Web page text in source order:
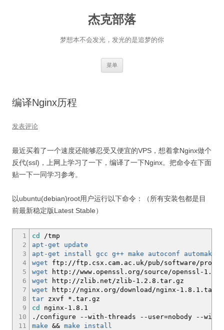
杰克部落
梦想本不会发光，发光的是追梦的你
菜单
编译Nginx历程
发表评论
最近买着了一个速度还能够忍受又便宜的VPS，想着拿Nginx做个
反代(ssl)，上网上学习了一下，编译了一下Nginx。把命令在下面
贴一下一同学习参考。
以ubuntu(debian)root用户运行以下命令：（所有安装包都是目
前最新稳定版Latest Stable）
1
2
3
4
5
6
7
8
9
10
11
cd /tmp
apt-get update
apt-get install gcc g++ make autoconf automake
wget ftp: //ftp.csx.cam.ac.uk/pub/software/
wget http: //www.openssl.org/source/openssl-
wget http: //zlib.net/zlib-1.2.8.tar.gz
wget http: //nginx.org/download /nginx-
tar zxvf * .tar.gz
cd
nginx-1.8.1
. /configure --with-threads --user=nobody --
make && make install